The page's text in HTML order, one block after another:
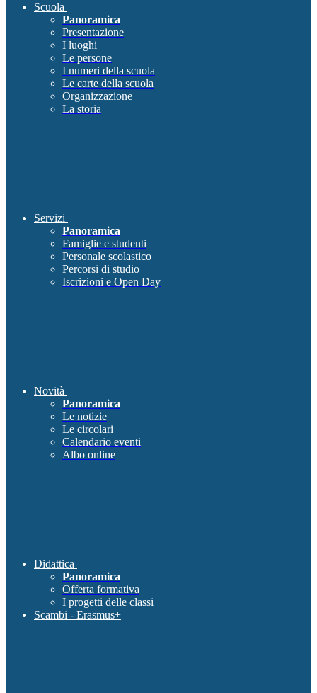
Scuola
Panoramica
Presentazione
I luoghi
Le persone
I numeri della scuola
Le carte della scuola
Organizzazione
La storia
Servizi
Panoramica
Famiglie e studenti
Personale scolastico
Percorsi di studio
Iscrizioni e Open Day
Novità
Panoramica
Le notizie
Le circolari
Calendario eventi
Albo online
Didattica
Panoramica
Offerta formativa
I progetti delle classi
Scambi - Erasmus+